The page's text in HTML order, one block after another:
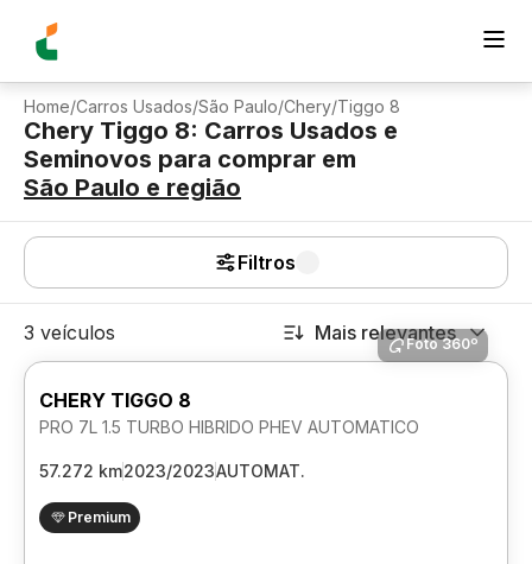
Home/Carros Usados/São Paulo/Chery/Tiggo 8
Chery Tiggo 8: Carros Usados e
Seminovos para comprar em
São Paulo e região
Filtros
3 veículos Mais relevantes
Foto 360º
CHERY TIGGO 8
PRO 7L 1.5 TURBO HIBRIDO PHEV AUTOMATICO
57.272 km2023/2023AUTOMAT.
Premium